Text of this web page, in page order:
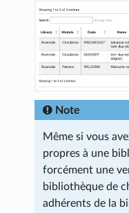
Note
Même si vous
propres à une
forcément une
bibliothèque de
adhérents de la